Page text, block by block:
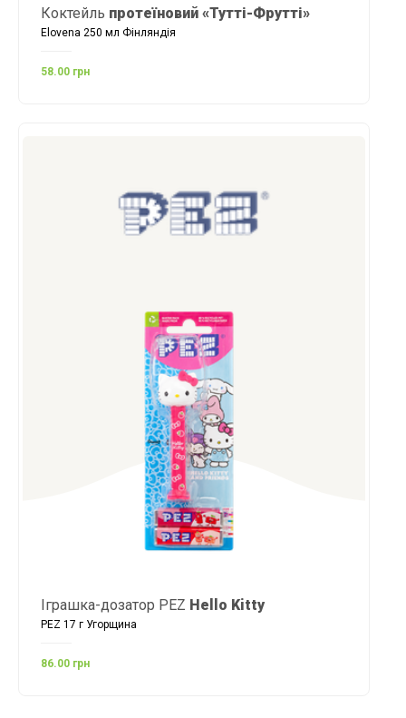
Коктейль протеїновий «Тутті-Фрутті»
Elovena 250 мл Фінляндія
58.00 грн
Іграшка-дозатор PEZ Hello Kitty
PEZ 17 г Угорщина
86.00 грн